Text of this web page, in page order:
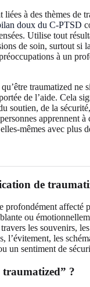
liées à des thèmes de
doux du C-PTSD
Utilise tout
de soin, surtout si
à un
traumatized ne
de l’aide. Cela
soutien, de la
apprennent à
mêmes avec plus
de
profondément affecté
ou
les souvenirs,
l’évitement, les
un sentiment de
?